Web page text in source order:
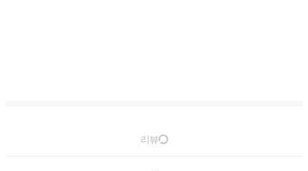
리뷰